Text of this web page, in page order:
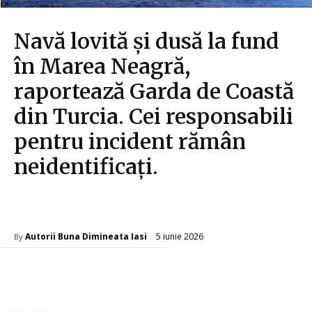
Navă lovită și dusă la fund
în Marea Neagră,
raportează Garda de Coastă
din Turcia. Cei responsabili
pentru incident rămân
neidentificați.
By Autorii Buna Dimineata Iasi 5 iunie 2026